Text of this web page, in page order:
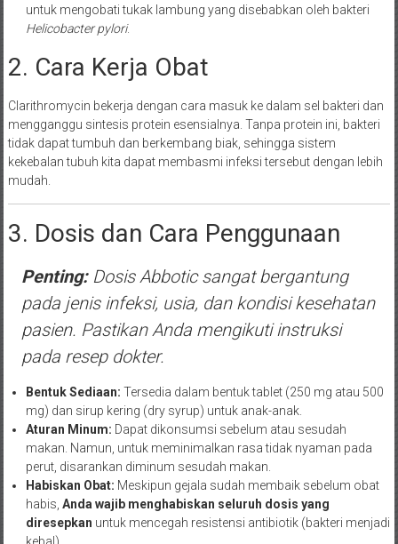
untuk mengobati tukak lambung yang disebabkan oleh bakteri
Helicobacter pylori.
2. Cara Kerja Obat
Clarithromycin bekerja dengan cara masuk ke dalam sel bakteri dan
mengganggu sintesis protein esensialnya. Tanpa protein ini, bakteri
tidak dapat tumbuh dan berkembang biak, sehingga sistem
kekebalan tubuh kita dapat membasmi infeksi tersebut dengan lebih
mudah.
3. Dosis dan Cara Penggunaan
Penting:Dosis Abbotic sangat bergantung
pada jenis infeksi, usia, dan kondisi kesehatan
pasien. Pastikan Anda mengikuti instruksi
pada resep dokter.
Bentuk Sediaan: Tersedia dalam bentuk tablet (250 mg atau 500
mg) dan sirup kering (dry syrup) untuk anak-anak.
Aturan Minum: Dapat dikonsumsi sebelum atau sesudah
makan. Namun, untuk meminimalkan rasa tidak nyaman pada
perut, disarankan diminum sesudah makan.
Habiskan Obat: Meskipun gejala sudah membaik sebelum obat
habis, Anda wajib menghabiskan seluruh dosis yang
diresepkan untuk mencegah resistensi antibiotik (bakteri menjadi